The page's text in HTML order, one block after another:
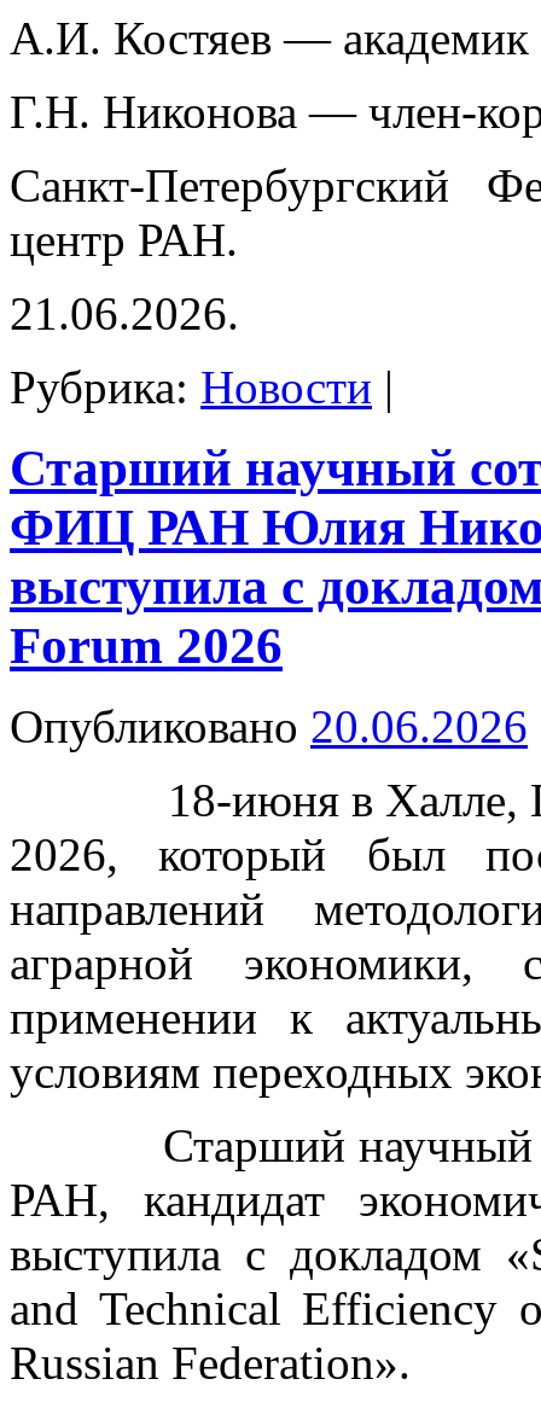
А.И. Костяев —
Г.Н. Никонова — член-
Санкт-Петербургский
центр РАН.
21.06.2026.
Рубрика: Новости |
Старший научный
ФИЦ РАН Юлия
выступила с
Forum 2026
Опубликовано 20.06.2026
18-июня в Халле,
2026, который был
направлений
аграрной
применении к
условиям переходных
Старший научный
РАН, кандидат
выступила с докладом
and Technical Efficiency
Russian Federation».